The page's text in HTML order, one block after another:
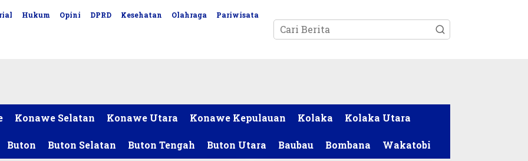
Hukum Opini DPRD Kesehatan Olahraga Pariwisata
Konawe Selatan Konawe Utara Konawe Kepulauan Kolaka Kolaka Utara
Buton Buton Selatan Buton Tengah Buton Utara Baubau Bombana Wakatobi